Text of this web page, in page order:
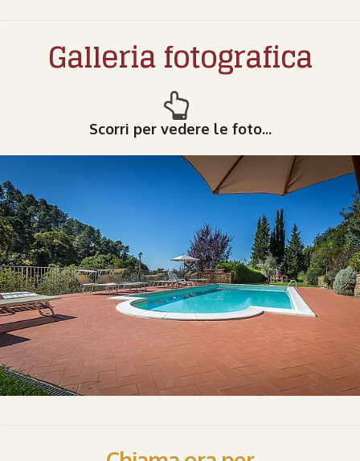
Galleria fotografica
Scorri per vedere le foto...